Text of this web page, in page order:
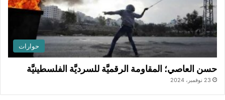
حوارات
حسن العاصي؛ المقاومة الرقميَّة للسرديَّة الفلسطينيَّة
23 نوفمبر، 2024